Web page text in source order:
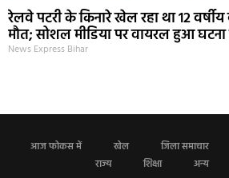
रेलवे पटरी के किनारे खेल रहा था 12
मौत; सोशल मीडिया पर वायरल हुआ घटना
News Express Bihar
आज फोकस में खेल जिला समाचार
राज्य
शिक्षा अन्य